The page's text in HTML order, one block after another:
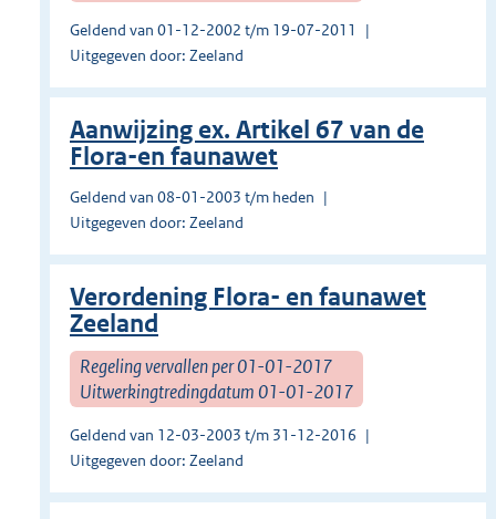
Geldend van 01-12-2002 t/m 19-07-2011
Uitgegeven door: Zeeland
Aanwijzing ex. Artikel 67 van de
Flora-en faunawet
Geldend van 08-01-2003 t/m heden
Uitgegeven door: Zeeland
Verordening Flora- en faunawet
Zeeland
Regeling vervallen per 01-01-2017
Uitwerkingtredingdatum 01-01-2017
Geldend van 12-03-2003 t/m 31-12-2016
Uitgegeven door: Zeeland